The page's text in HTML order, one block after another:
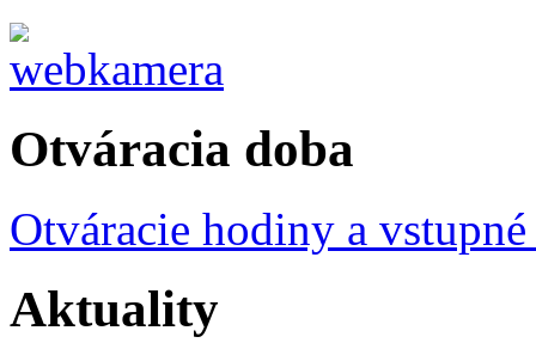
Otváracia doba
Otváracie hodiny a
Aktuality